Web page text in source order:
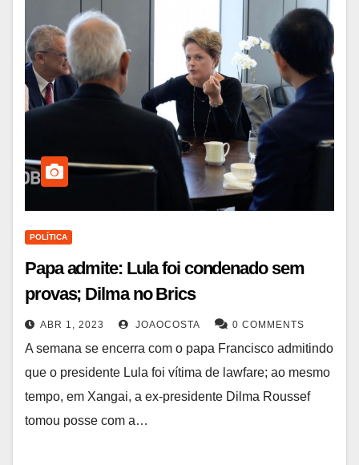
POLÍTICA
Papa admite: Lula foi condenado sem
provas; Dilma no Brics
ABR 1, 2023 JOAOCOSTA 0 COMMENTS
A semana se encerra com o papa Francisco admitindo
que o presidente Lula foi vítima de lawfare; ao mesmo
tempo, em Xangai, a ex-presidente Dilma Roussef
tomou posse com a…